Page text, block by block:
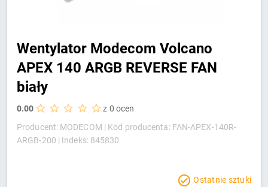
Wentylator Modecom Volcano
APEX 140 ARGB REVERSE FAN
biały
0.00
z 0 ocen
Producent: MODECOM | Kod producenta: FAN-APEX-140R-
ARGB-200 | Indeks: 845830
Ostatnie sztuki